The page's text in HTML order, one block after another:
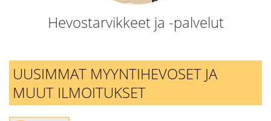
Hevostarvikkeet ja -palvelut
UUSIMMAT MYYNTIHEVOSET JA
MUUT ILMOITUKSET